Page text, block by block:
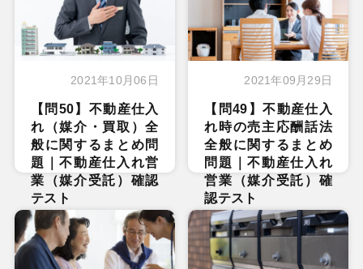
2021年10月06日
【問50】不動産仕入
れ（媒介・買取）全
般に関するまとめ問
題｜不動産仕入れ営
業（媒介受託）確認
テスト
2021年09月29日
【問49】不動産仕入
れ時の売主応酬話法
全般に関するまとめ
問題｜不動産仕入れ
営業（媒介受託）確
認テスト